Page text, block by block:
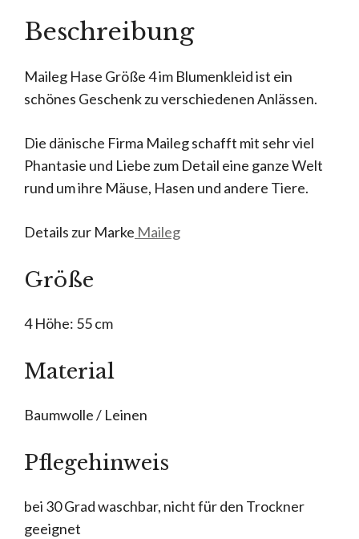
Beschreibung
Maileg Hase Größe 4 im Blumenkleid ist ein
schönes Geschenk zu verschiedenen Anlässen.
Die dänische Firma Maileg schafft mit sehr viel
Phantasie und Liebe zum Detail eine ganze Welt
rund um ihre Mäuse, Hasen und andere Tiere.
Details zur Marke Maileg
Größe
4 Höhe: 55 cm
Material
Baumwolle / Leinen
Pflegehinweis
bei 30 Grad waschbar, nicht für den Trockner
geeignet